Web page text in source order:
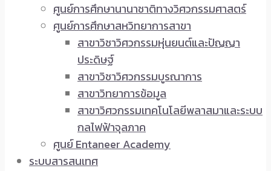
ศูนย์การศึกษานานาชาติทางวิศวกรรมศาสตร์
ศูนย์การศึกษาสหวิทยาการสาขา
สาขาวิชาวิศวกรรมหุ่นยนต์และปัญญา
ประดิษฐ์
สาขาวิชาวิศวกรรมบูรณาการ
สาขาวิทยาการข้อมูล
สาขาวิศวกรรมเทคโนโลยีพลาสมาและระบบ
กลไฟฟ้าจุลภาค
ศูนย์ Entaneer Academy
ระบบสารสนเทศ